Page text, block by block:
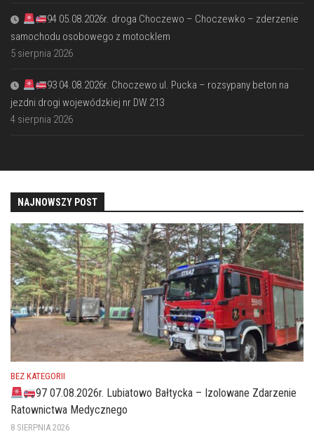
94 05.08.2026r. droga Choczewo – Choczewko – zderzenie
samochodu osobowego z motocklem
5 sierpnia 2026
93 04.08.2026r. Choczewo ul. Pucka – rozsypany beton na
jezdni drogi wojewódzkiej nr DW 213
4 sierpnia 2026
NAJNOWSZY POST
BEZ KATEGORII
97 07.08.2026r. Lubiatowo Bałtycka – Izolowane Zdarzenie
Ratownictwa Medycznego
8 SIERPNIA 2026